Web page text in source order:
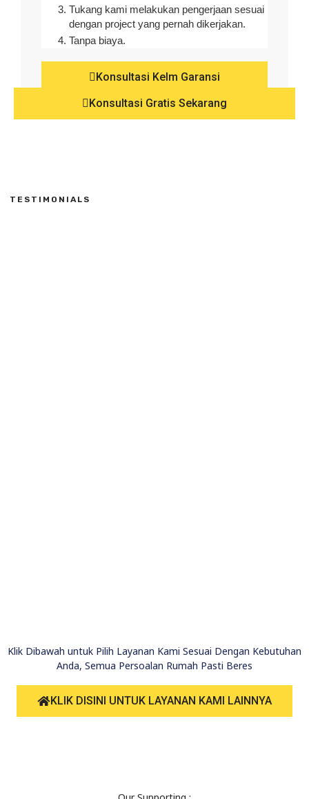
Tukang kami melakukan pengerjaan sesuai
dengan project yang pernah dikerjakan.
Tanpa biaya.
Konsultasi Kelm Garansi
Konsultasi Gratis Sekarang
TESTIMONIALS
Klik Dibawah untuk Pilih Layanan Kami Sesuai Dengan Kebutuhan
Anda, Semua Persoalan Rumah Pasti Beres
KLIK DISINI UNTUK LAYANAN KAMI LAINNYA